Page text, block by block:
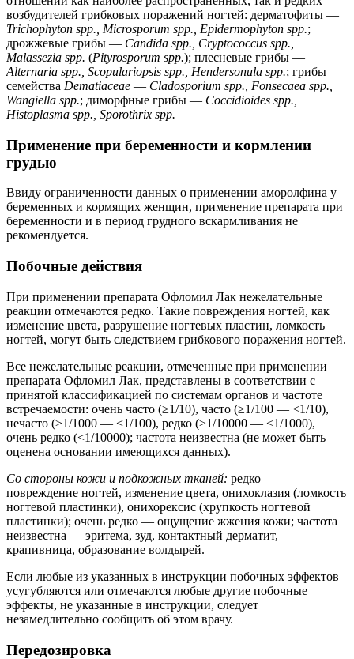
возбудителей грибковых поражений ногтей: дерматофиты —
Trichophyton spp., Microsporum spp., Epidermophyton spp.;
дрожжевые грибы — Candida spp., Cryptococcus spp.,
Malassezia spp. (Pityrosporum spp.); плесневые грибы —
Alternaria spp., Scopulariopsis spp., Hendersonula spp.; грибы
семейства Dematiaceae — Cladosporium spp., Fonsecaea spp.,
Wangiella spp.; диморфные грибы — Coccidioides spp.,
Histoplasma spp., Sporothrix spp.
Применение при беременности и кормлении
грудью
Ввиду ограниченности данных о применении аморолфина у
беременных и кормящих женщин, применение препарата при
беременности и в период грудного вскармливания не
рекомендуется.
Побочные действия
При применении препарата Офломил Лак нежелательные
реакции отмечаются редко. Такие повреждения ногтей, как
изменение цвета, разрушение ногтевых пластин, ломкость
ногтей, могут быть следствием грибкового поражения ногтей.
Все нежелательные реакции, отмеченные при применении
препарата Офломил Лак, представлены в соответствии с
принятой классификацией по системам органов и частоте
встречаемости: очень часто (≥1/10), часто (≥1/100 — <1/10),
нечасто (≥1/1000 — <1/100), редко (≥1/10000 — <1/1000),
очень редко (<1/10000); частота неизвестна (не может быть
оценена основании имеющихся данных).
Cо стороны кожи и подкожных тканей: редко —
повреждение ногтей, изменение цвета, онихоклазия (ломкость
ногтевой пластинки), онихорексис (хрупкость ногтевой
пластинки); очень редко — ощущение жжения кожи; частота
неизвестна — эритема, зуд, контактный дерматит,
крапивница, образование волдырей.
Если любые из указанных в инструкции побочных эффектов
усугубляются или отмечаются любые другие побочные
эффекты, не указанные в инструкции, следует
незамедлительно сообщить об этом врачу.
Передозировка